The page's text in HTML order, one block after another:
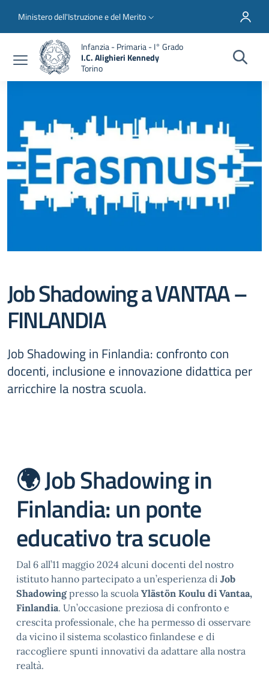
Slim top
Ministero dell'Istruzione e del Merito
Infanzia - Primaria - I° Grado
I.C. Alighieri Kennedy
Torino
Job Shadowing a VANTAA –
FINLANDIA
Job Shadowing in Finlandia: confronto con
docenti, inclusione e innovazione didattica per
arricchire la nostra scuola.
🌍 Job Shadowing in
Finlandia: un ponte
educativo tra scuole
Dal 6 all’11 maggio 2024 alcuni docenti del nostro
istituto hanno partecipato a un’esperienza di Job
Shadowingpresso la scuola Ylästön Koulu di Vantaa,
Finlandia. Un’occasione preziosa di confronto e
crescita professionale, che ha permesso di osservare
da vicino il sistema scolastico finlandese e di
raccogliere spunti innovativi da adattare alla nostra
realtà.